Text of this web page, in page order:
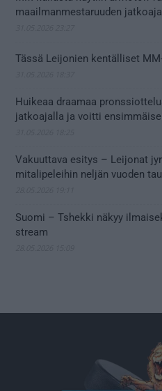
maailmanmestaruuden
Tässä Leijonien kentälliset
Huikeaa draamaa
jatkoajalla ja voitti
Vakuuttava esitys – Leijonat
mitalipeleihin neljän vuoden
Suomi – Tshekki näkyy
stream